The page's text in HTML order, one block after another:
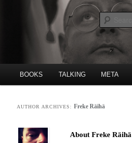
Freke Räihä
Poet, publishing house etc.
BOOKS TALKING META
AUTHOR ARCHIVES:Freke Räihä
About Freke Räihä